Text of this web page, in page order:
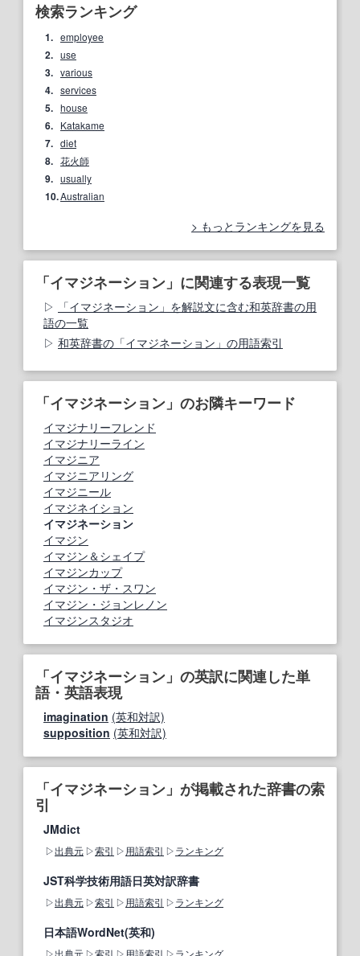
検索ランキング
1. employee
2. use
3. various
4. services
5. house
6. Katakame
7. diet
8. 花火師
9. usually
10.Australian
もっとランキングを見る
「イマジネーション」に関連する表現一覧
「イマジネーション」を解説文に含む和英辞書の用
語の一覧
和英辞書の「イマジネーション」の用語索引
「イマジネーション」のお隣キーワード
イマジナリーフレンド
イマジナリーライン
イマジニア
イマジニアリング
イマジニール
イマジネイション
イマジネーション
イマジン
イマジン＆シェイプ
イマジンカップ
イマジン・ザ・スワン
イマジン・ジョンレノン
イマジンスタジオ
「イマジネーション」の英訳に関連した単
語・英語表現
imagination (英和対訳)
supposition (英和対訳)
「イマジネーション」が掲載された辞書の索
引
JMdict
出典元 索引 用語索引 ランキング
JST科学技術用語日英対訳辞書
出典元 索引 用語索引 ランキング
日本語WordNet(英和)